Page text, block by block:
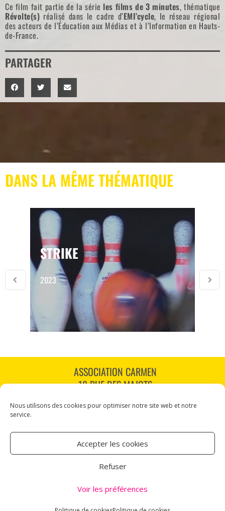
Nous utilisons des cookies pour optimiser notre site web et notre
service.
Accepter les cookies
Refuser
Voir les préférences
Ce film fait partie de la série les films de 3 minutes, thématique
Révolte(s) réalisé dans le cadre d’EMI’cycle, le réseau régional
des acteurs de l’Éducation aux Médias et à l’Information en Hauts-
de-France.
PARTAGER
DANS LA MÊME THÉMATIQUE
STRIKE
2023
ASSOCIATION CARMEN
18 RUE DES MAJOTS
TÉL : 03 60 12 34 10
NOUS SUIVRE
Mentions légales